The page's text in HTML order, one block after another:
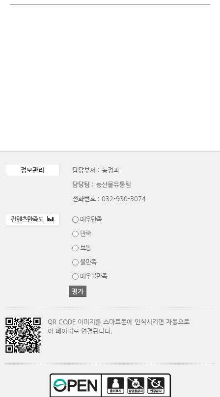
정보관리 담당부서 : 농정과
담당팀 : 농산물유통팀
전화번호 : 032-930-3074
컨텐츠만족도
매우만족
만족
보통
불만족
매우불만족
QR CODE 이미지를 스마트폰에 인식시키면 자동으로
이 페이지로 연결됩니다.